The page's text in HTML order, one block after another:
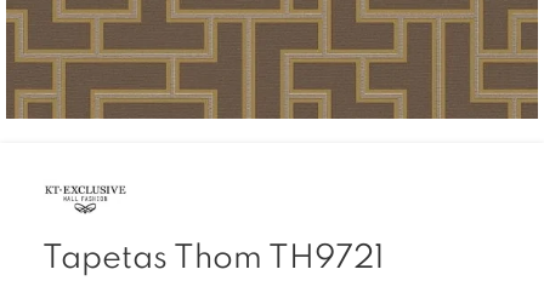
Tapetas Thom TH9721